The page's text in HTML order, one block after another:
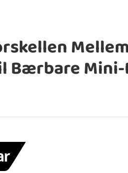
Bærbare